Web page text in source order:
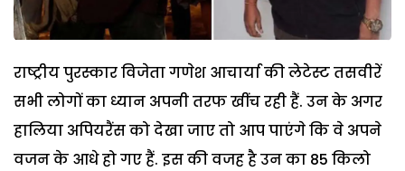
राष्ट्रीय पुरस्कार विजेता गणेश आचार्या की लेटेस्ट तसवीरें
सभी लोगों का ध्यान अपनी तरफ खींच रही हैं. उन के अगर
हालिया अपियरैंस को देखा जाए तो आप पाएंगे कि वे अपने
वजन के आधे हो गए हैं. इस की वजह है उन का 85 किलो